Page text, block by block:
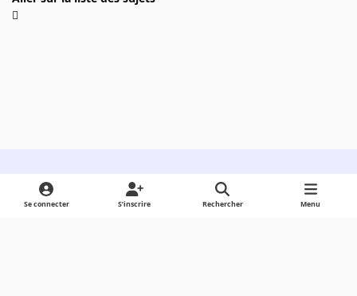
Light ModeDark ModeSystem Preference
Se connecter S’inscrire Rechercher Menu